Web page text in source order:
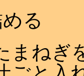
る
まねぎ